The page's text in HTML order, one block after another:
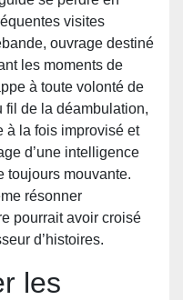
visites
ouvrage destiné
les moments de
à toute volonté de
fil de la déambulation,
à la fois improvisé et
d’une intelligence
toujours mouvante.
résonner
pourrait avoir croisé
d’histoires.
les